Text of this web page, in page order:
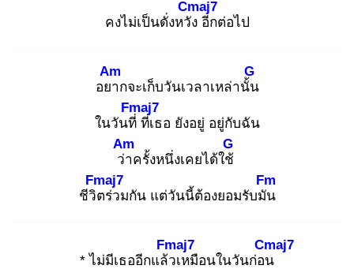
คงไม่เป็นดั่งหวัง
Cmaj7
อีกต่อไป
อยา
Am
กจะเก็บวันเวลาเหล่านั้น
G
ในวันที่
Fmaj7
ที่เธอ ยังอยู่ อยู่กับฉัน
ว่า
Am
ครั้งหนึ่งเคยได้ใช้
G
ชีวิต
Fmaj7
ร่วมกัน แต่วันนี้ต้องยอมรับมัน
Fm
* ไม่มีเธออีกแล้ว
Fmaj7
เหมือนในวันก่อน
Cmaj7